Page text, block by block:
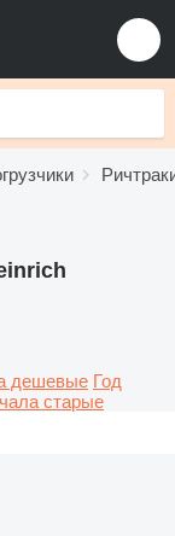
дешевые Год
старые